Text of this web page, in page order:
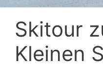
Skitour
Kleinen